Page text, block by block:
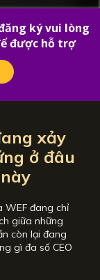
ký vui lòng
được hỗ trợ
xảy
ở đâu
WEF đang chỉ
giữa những
còn lại đang
gì đa số CEO